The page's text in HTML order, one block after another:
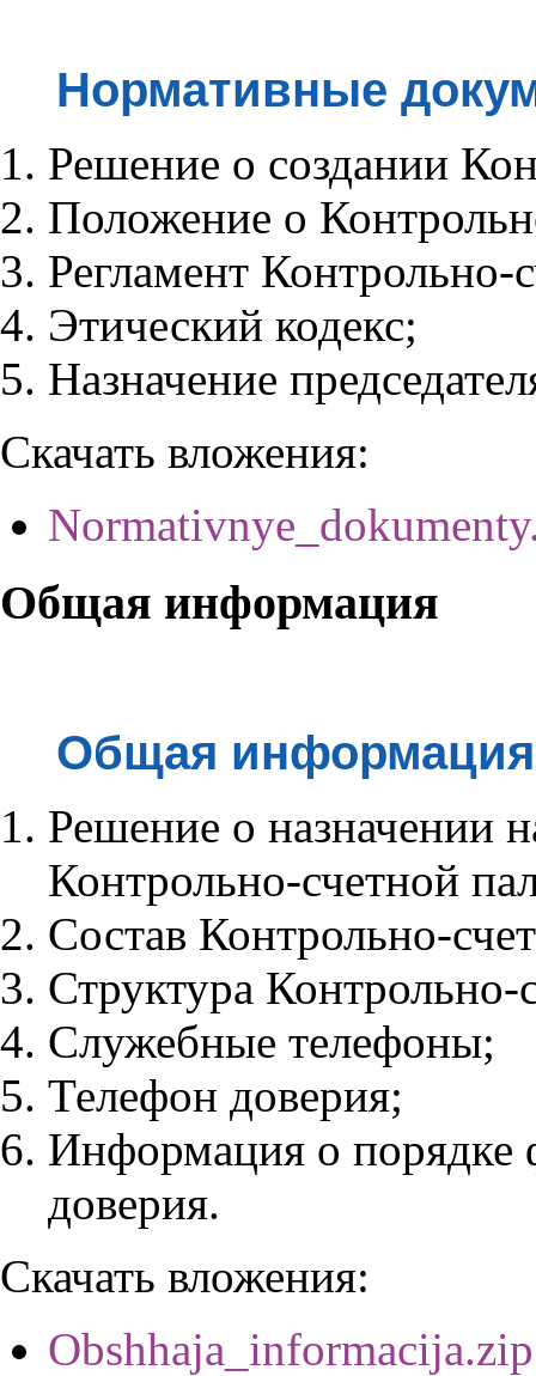
Нормативные
Решение о создании
Положение о
Регламент Контрольно-
Этический кодекс;
Назначение
Скачать вложения:
Общая информация
Общая
Решение о назначении
Контрольно-счетной
Состав Контрольно-
Структура Контрольно-
Служебные телефоны;
Телефон доверия;
Информация о порядке
доверия.
Скачать вложения:
Obshhaja_informacija.zip